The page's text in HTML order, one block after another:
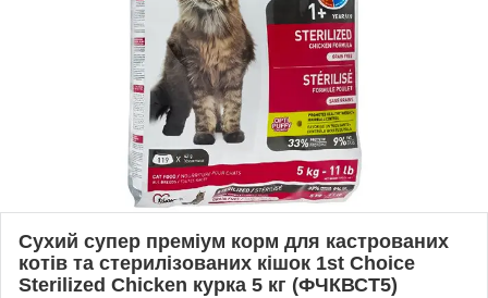
Сухий супер преміум корм для кастрованих
котів та стерилізованих кішок 1st Choice
Sterilized Chicken курка 5 кг (ФЧКВСТ5)